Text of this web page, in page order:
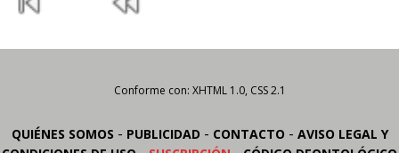
Conforme con: XHTML 1.0, CSS 2.1
QUIÉNES SOMOS - PUBLICIDAD - CONTACTO - AVISO LEGAL Y